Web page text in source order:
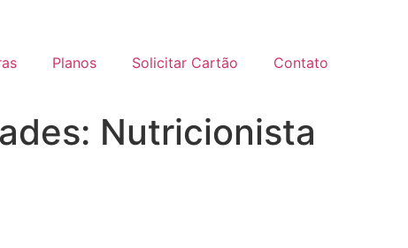
Planos Solicitar Cartão Contato
Nutricionista